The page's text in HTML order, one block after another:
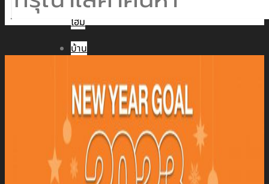
ทาวน์
โฮม
บ้าน
พูล
วิลล่า
ข่าวสาร
CMC WE CARE
CMC WE TALK
CMC Sustainability